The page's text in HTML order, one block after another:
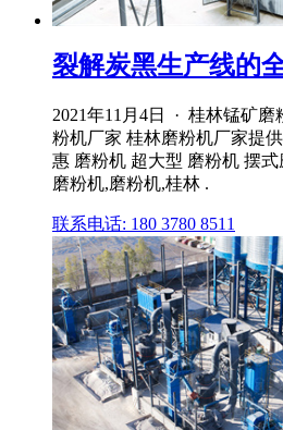
裂解炭黑生产线的
2021年11月4日 · 桂林锰矿
粉机厂家 桂林磨粉机厂家提
惠 磨粉机 超大型 磨粉机 摆
磨粉机,磨粉机,桂林 .
联系电话: 180 3780 8511